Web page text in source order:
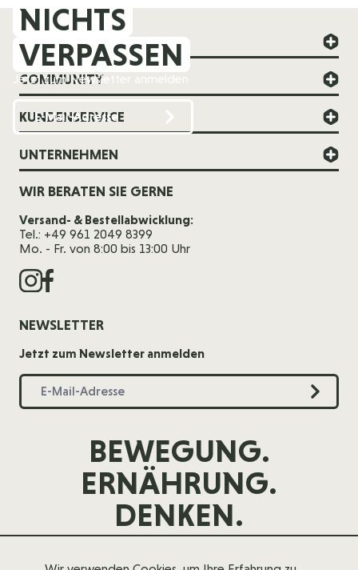
NICHTS
VERPASSEN
Jetzt zum Newsletter anmelden
FOREVER YOUNG
COMMUNITY
KUNDENSERVICE
UNTERNEHMEN
BEWEGUNG.
ERNÄHRUNG.
DENKEN.
WIR BERATEN SIE GERNE
Versand- & Bestellabwicklung:
Tel.: +49 961 2049 8399
Mo. - Fr. von 8:00 bis 13:00 Uhr
NEWSLETTER
Jetzt zum Newsletter anmelden